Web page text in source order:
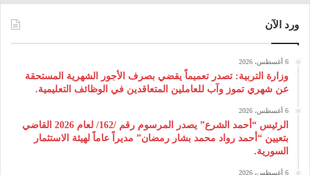
ورد الآن
6 أغسطس، 2026
وزارة التربية: تصدر تعميماً يقضي بصرف الأجور الشهرية المستحقة
عن شهري تموز وآب للعاملين المتعاقدين في الوظائف التعليمية.
6 أغسطس، 2026
الرئيس “أحمد الشرع” يصدر المرسوم رقم /162/ لعام 2026 ‌القاضي
بتعيين “أحمد رواد محمد بشار رمضان” مديراً عاماً لهيئة ‌الاستثمار
السورية.
6 أغسطس، 2026